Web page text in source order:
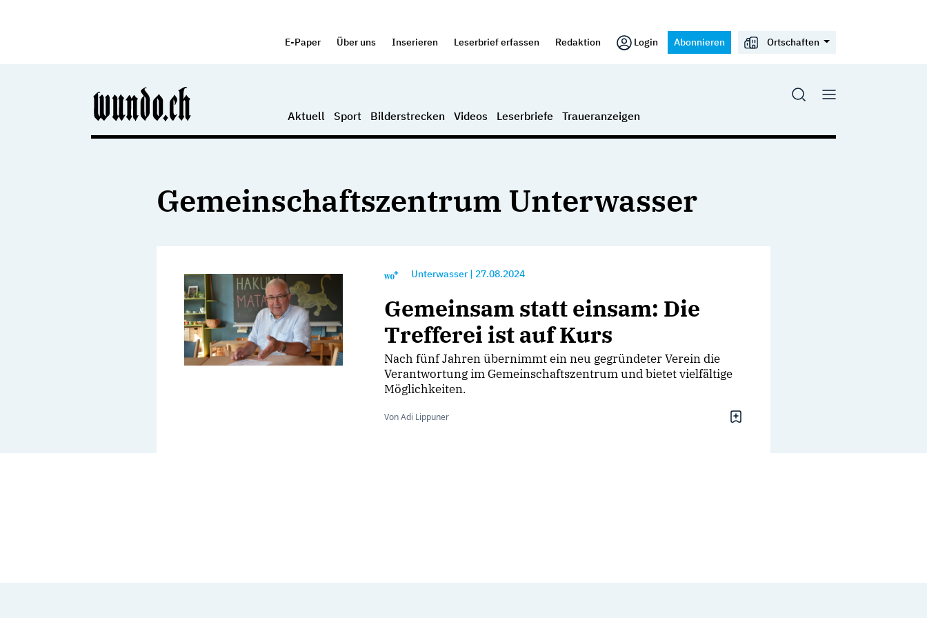
E-Paper Über uns Inserieren Leserbrief erfassen Redaktion Login Abonnieren Ortschaften
Aktuell Sport Bilderstrecken Videos Leserbriefe Traueranzeigen
Gemeinschaftszentrum Unterwasser
Unterwasser 27.08.2024
Gemeinsam statt einsam: Die
Trefferei ist auf Kurs
Nach fünf Jahren übernimmt ein neu gegründeter Verein die
Verantwortung im Gemeinschaftszentrum und bietet vielfältige
Möglichkeiten.
Von Adi Lippuner